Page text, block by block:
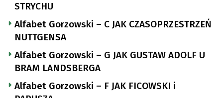
STRYCHU
Alfabet Gorzowski – C JAK CZASOPRZESTRZEŃ
NUTTGENSA
Alfabet Gorzowski – G JAK GUSTAW ADOLF U
BRAM LANDSBERGA
Alfabet Gorzowski – F JAK FICOWSKI i